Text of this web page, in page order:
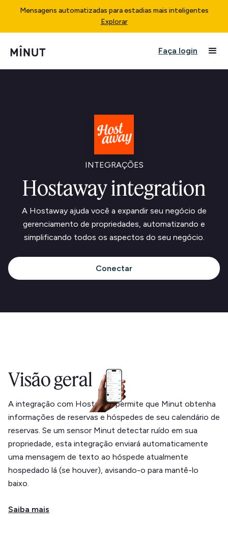
Mensagens automatizadas para estadias mais inteligentes
Explorar
Faça login
INTEGRAÇÕES
Hostaway integration
A Hostaway ajuda você a expandir seu negócio de
gerenciamento de propriedades, automatizando e
simplificando todos os aspectos do seu negócio.
Conectar
Visão geral
A integração com Hostaway permite que Minut obtenha
informações de reservas e hóspedes de seu calendário de
reservas. Se um sensor Minut detectar ruído em sua
propriedade, esta integração enviará automaticamente
uma mensagem de texto ao hóspede atualmente
hospedado lá (se houver), avisando-o para mantê-lo
baixo.
Saiba mais